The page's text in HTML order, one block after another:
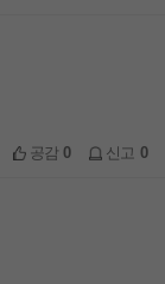
공감0 신고 0